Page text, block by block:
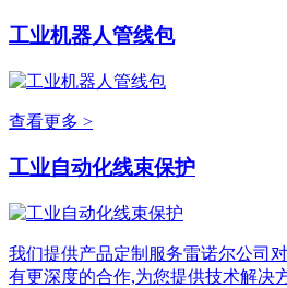
工业机器人管线包
查看更多 >
工业自动化线束保护
我们提供产品定制服务雷诺尔公司
有更深度的合作,为您提供技术解决